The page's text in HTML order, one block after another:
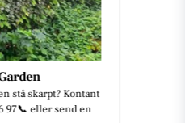
skarpt? Kontant
eller send en